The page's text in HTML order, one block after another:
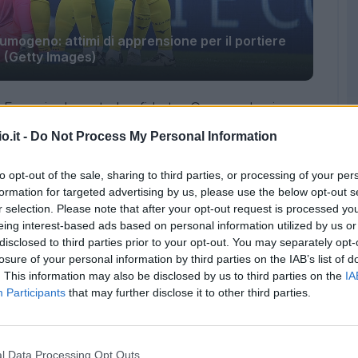
- Do Not Process My Personal Information
opt-out of the sale, sharing to third parties, or processing of your
for targeted advertising by us, please use the below opt-out
selection. Please note that after your opt-out request is processed
interest-based ads based on personal information utilized by us
to third parties prior to your opt-out. You may separately
of your personal information by third parties on the IAB’s list of
This information may also be disclosed by us to third parties on the
Participants that may further disclose it to other third parties.
Data Processing Opt Outs
attimi di apprensione per il portiere
(Getty Images)
durante la sfida tra Genoa e Lazio,
della protesta dei tifosi di casa i quali -
dato il via a un lancio di fumogeni in campo.
della partita in programma lunedì
a seguito della morte di Papa Francesco.
da un fumogeno
ha colpito alla schiena il portiere ospite
il match, permettendo all'estremo difensore